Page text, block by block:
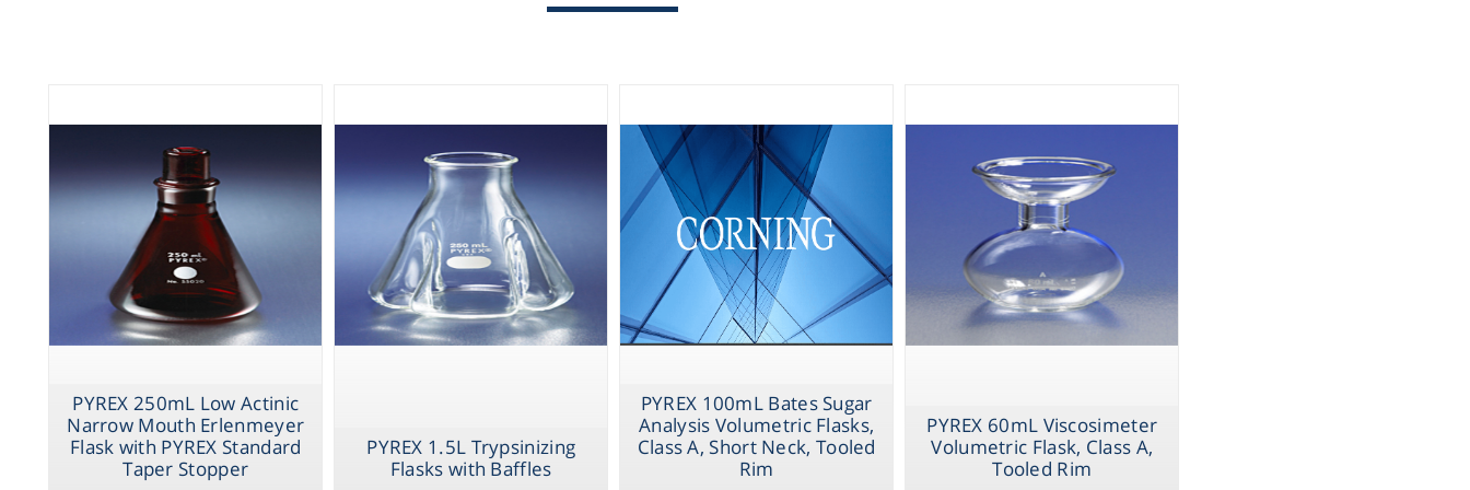
PYREX 60mL Viscosimeter
Volumetric Flask, Class A,
Tooled Rim
PYREX 100mL Bates Sugar
Analysis Volumetric Flasks,
Class A, Short Neck, Tooled
Rim
PYREX 1.5L Trypsinizing
Flasks with Baffles
PYREX 250mL Low Actinic
Narrow Mouth Erlenmeyer
Flask with PYREX Standard
Taper Stopper
PYREX 250mL Low
Actinic Narrow Mouth
Erlenmeyer Flask with
PYREX Standard Taper
Stopper
Washing
Chromatography
Filtration